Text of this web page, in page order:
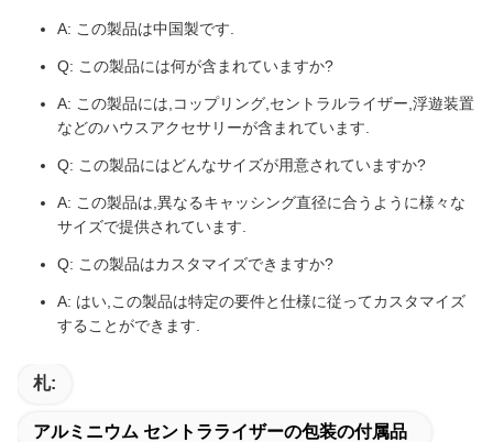
A: この製品は中国製です.
Q: この製品には何が含まれていますか?
A: この製品には,コップリング,セントラルライザー,浮遊装置
などのハウスアクセサリーが含まれています.
Q: この製品にはどんなサイズが用意されていますか?
A: この製品は,異なるキャッシング直径に合うように様々な
サイズで提供されています.
Q: この製品はカスタマイズできますか?
A: はい,この製品は特定の要件と仕様に従ってカスタマイズ
することができます.
札:
アルミニウム セントラライザーの包装の付属品